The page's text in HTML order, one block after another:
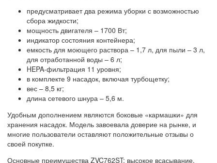
предусматривает два режима уборки с возможностью
сбора жидкости;
мощность двигателя – 1700 Вт;
индикатор состояния контейнера;
емкость для моющего раствора – 1,7 л, для пыли – 3 л,
для отработанной воды – 6 л;
HEPA-фильтрация 11 уровня;
в комплекте 9 насадок, включая турбощетку;
вес – 8,5 кг;
длина сетевого шнура – 5,6 м.
Удобным дополнением являются боковые «кармашки» для
хранения насадок. Модель завоевала доверие на рынке, и
многие пользователи оставляют положительные отзывы о
своей покупке.
Основные преимущества ZVC762ST: высокое всасывание,